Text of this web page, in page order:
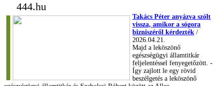
444.hu
Takács Péter anyázva szólt
vissza, amikor a sógora
bizniszéről kérdezték /
2026.04.21.
Majd a leköszönő
egészségügyi államtitkár
feljelentéssel fenyegetőzött. -
Így zajlott le egy rövid
beszélgetés a leköszönő